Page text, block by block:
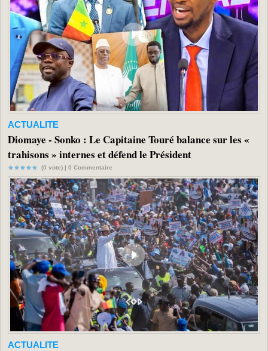
ACTUALITE
Diomaye - Sonko : Le Capitaine Touré balance sur les «
trahisons » internes et défend le Président
(0 vote) | 0 Commentaire
ACTUALITE